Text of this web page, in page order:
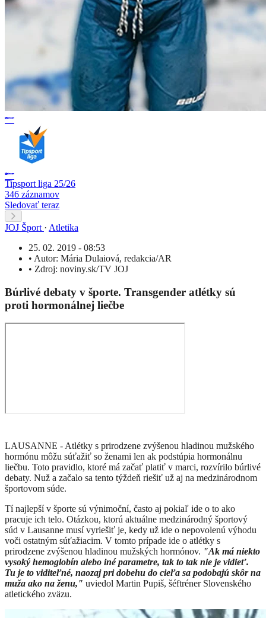
Tipsport liga 25/26
346 záznamov
Sledovať teraz
JOJ Šport · Atletika
25. 02. 2019 - 08:53
• Autor: Mária Dulaiová, redakcia/AR
• Zdroj: noviny.sk/TV JOJ
Búrlivé debaty v športe. Transgender atlétky sú
proti hormonálnej liečbe
LAUSANNE - Atlétky s prirodzene zvýšenou hladinou mužského
hormónu môžu súťažiť so ženami len ak podstúpia hormonálnu
liečbu. Toto pravidlo, ktoré má začať platiť v marci, rozvírilo búrlivé
debaty. Nuž a začalo sa tento týždeň riešiť už aj na medzinárodnom
športovom súde.
Tí najlepší v športe sú výnimoční, často aj pokiaľ ide o to ako
pracuje ich telo. Otázkou, ktorú aktuálne medzinárodný športový
súd v Lausanne musí vyriešiť je, kedy už ide o nepovolenú výhodu
voči ostatným súťažiacim. V tomto prípade ide o atlétky s
prirodzene zvýšenou hladinou mužských hormónov. "Ak má niekto
vysoký hemoglobín alebo iné parametre, tak to tak nie je vidieť.
Tu je to viditeľné, naozaj pri dobehu do cieľa sa podobajú skôr na
muža ako na ženu," uviedol Martin Pupiš, šéftréner Slovenského
atletického zväzu.